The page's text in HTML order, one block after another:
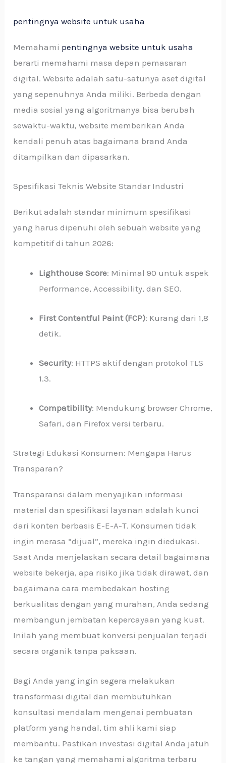
pentingnya website untuk usaha
Memahami pentingnya website untuk usaha
berarti memahami masa depan pemasaran
digital. Website adalah satu-satunya aset digital
yang sepenuhnya Anda miliki. Berbeda dengan
media sosial yang algoritmanya bisa berubah
sewaktu-waktu, website memberikan Anda
kendali penuh atas bagaimana brand Anda
ditampilkan dan dipasarkan.
Spesifikasi Teknis Website Standar Industri
Berikut adalah standar minimum spesifikasi
yang harus dipenuhi oleh sebuah website yang
kompetitif di tahun 2026:
Lighthouse Score: Minimal 90 untuk aspek
Performance, Accessibility, dan SEO.
First Contentful Paint (FCP): Kurang dari 1,8
detik.
Security: HTTPS aktif dengan protokol TLS
1.3.
Compatibility: Mendukung browser Chrome,
Safari, dan Firefox versi terbaru.
Strategi Edukasi Konsumen: Mengapa Harus
Transparan?
Transparansi dalam menyajikan informasi
material dan spesifikasi layanan adalah kunci
dari konten berbasis E-E-A-T. Konsumen tidak
ingin merasa “dijual”, mereka ingin diedukasi.
Saat Anda menjelaskan secara detail bagaimana
website bekerja, apa risiko jika tidak dirawat, dan
bagaimana cara membedakan hosting
berkualitas dengan yang murahan, Anda sedang
membangun jembatan kepercayaan yang kuat.
Inilah yang membuat konversi penjualan terjadi
secara organik tanpa paksaan.
Bagi Anda yang ingin segera melakukan
transformasi digital dan membutuhkan
konsultasi mendalam mengenai pembuatan
platform yang handal, tim ahli kami siap
membantu. Pastikan investasi digital Anda jatuh
ke tangan yang memahami algoritma terbaru